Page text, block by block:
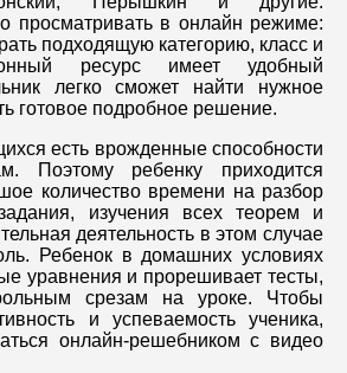
просматривать в онлайн режиме:
подходящую категорию, класс и
ресурс имеет удобный
легко сможет найти нужное
готовое подробное решение.
есть врожденные способности
Поэтому ребенку приходится
количество времени на разбор
изучения всех теорем и
деятельность в этом случае
Ребенок в домашних условиях
уравнения и прорешивает тесты,
срезам на уроке. Чтобы
и успеваемость ученика,
онлайн-решебником с видео